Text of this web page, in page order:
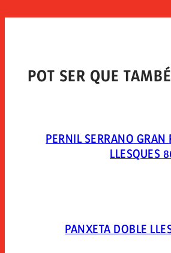
Envasado al vacío en skin-pack.
POT SER QUE
PERNIL SERRANO GRAN
LLESQUES
PANXETA DOBLE